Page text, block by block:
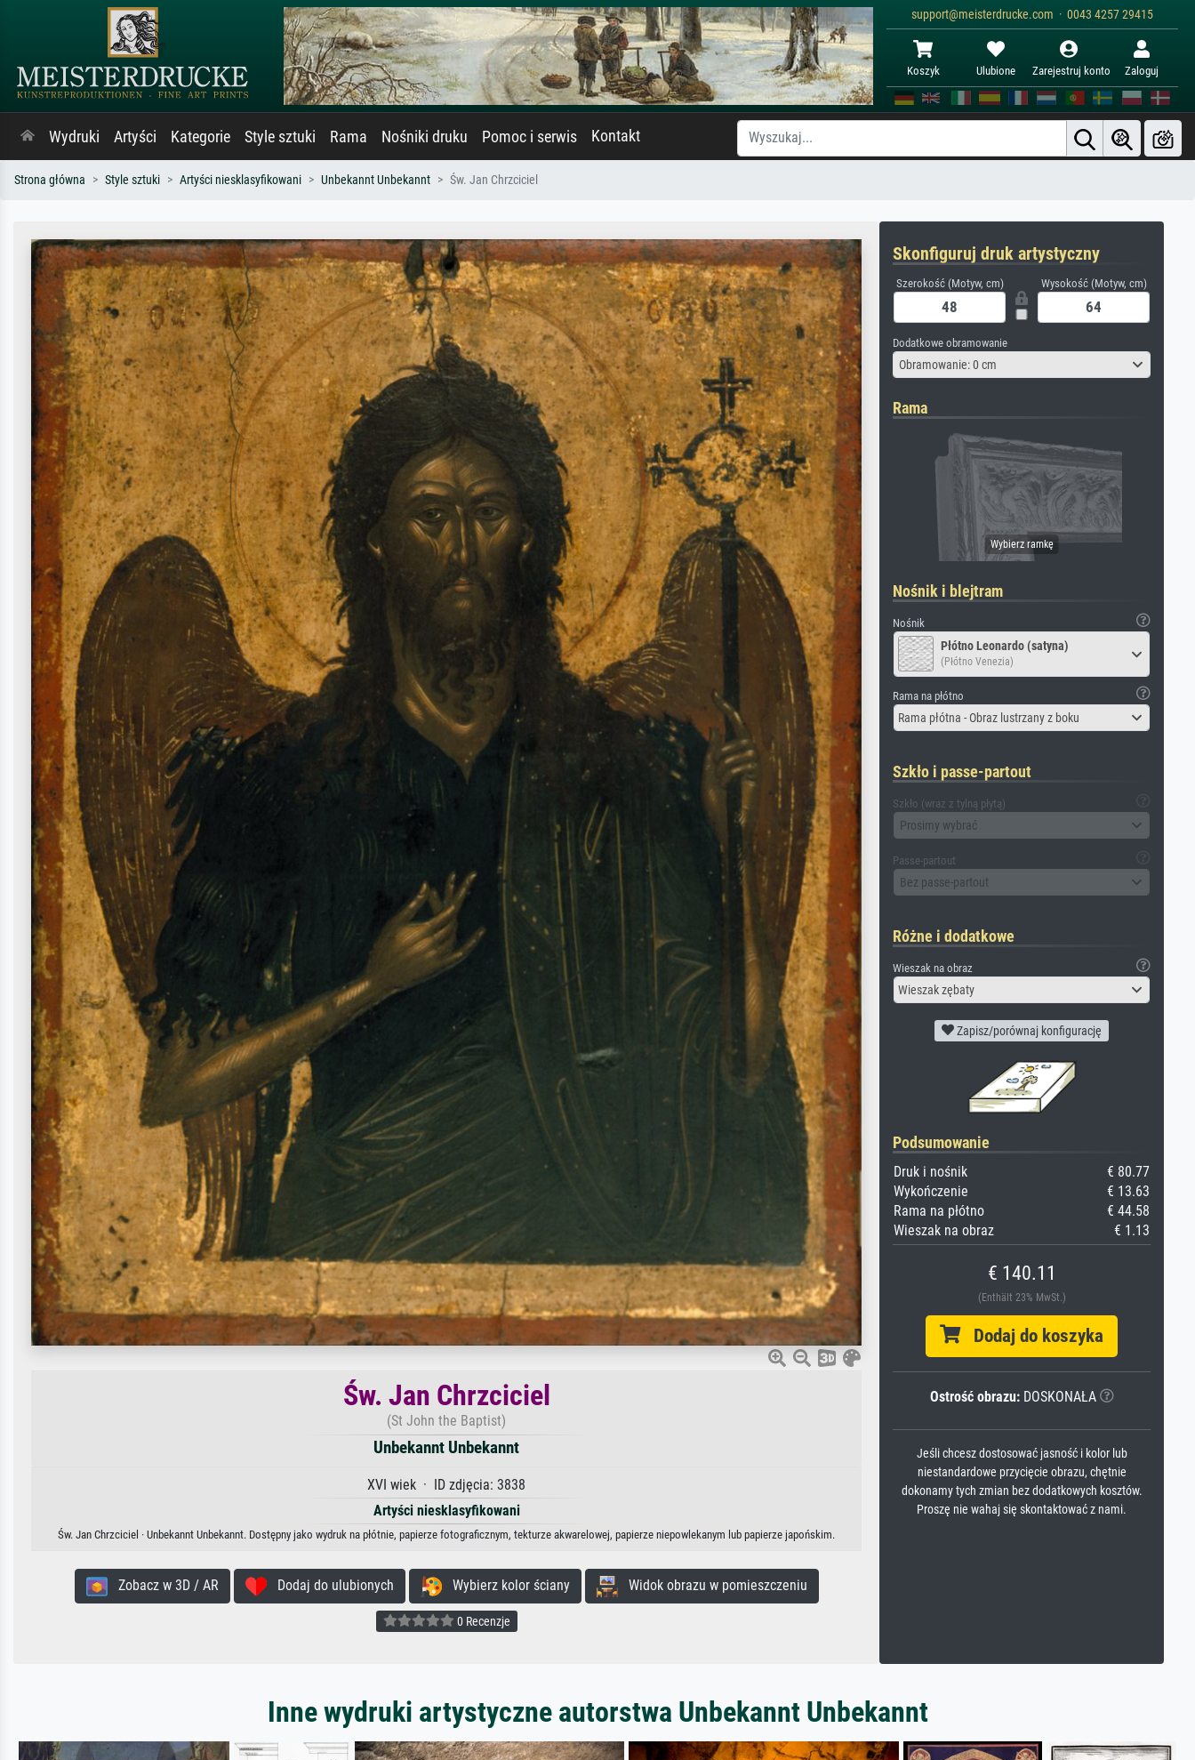
support@meisterdrucke.com · 0043 4257 29415
Koszyk Ulubione Zarejestruj konto Zaloguj
Wydruki Artyści Kategorie Style sztuki Rama Nośniki druku Pomoc i serwis Kontakt
Strona główna Style sztuki Artyści niesklasyfikowani Unbekannt Unbekannt Św. Jan Chrzciciel
Św. Jan Chrzciciel
(St John the Baptist)
Unbekannt Unbekannt
XVI wiek · ID zdjęcia: 3838
Artyści niesklasyfikowani
Św. Jan Chrzciciel · Unbekannt Unbekannt. Dostępny jako wydruk na płótnie, papierze fotograficznym, tekturze akwarelowej, papierze niepowlekanym lub papierze japońskim.
Zobacz w 3D / AR Dodaj do ulubionych Wybierz kolor ściany Widok obrazu w pomieszczeniu
0 Recenzje
Skonfiguruj druk artystyczny
Szerokość (Motyw, cm) Wysokość (Motyw, cm)
Dodatkowe obramowanie
Obramowanie: 0 cm
Rama
Nośnik i blejtram
Nośnik
Płótno Leonardo (satyna)
(Płótno Venezia)
Rama na płótno
Rama płótna - Obraz lustrzany z boku
Szkło i passe-partout
Szkło (wraz z tylną płytą)
Prosimy wybrać
Passe-partout
Bez passe-partout
Różne i dodatkowe
Wieszak na obraz
Wieszak zębaty
Zapisz/porównaj konfigurację
Podsumowanie
Druk i nośnik
€ 80.77
Wykończenie
€ 13.63
Rama na płótno
€ 44.58
Wieszak na obraz
€ 1.13
€ 140.11
(Enthält 23% MwSt.)
Dodaj do koszyka
Ostrość obrazu:DOSKONAŁA
Jeśli chcesz dostosować jasność i kolor lub
niestandardowe przycięcie obrazu, chętnie
dokonamy tych zmian bez dodatkowych kosztów.
Proszę nie wahaj się skontaktować z nami.
Inne wydruki artystyczne autorstwa Unbekannt Unbekannt